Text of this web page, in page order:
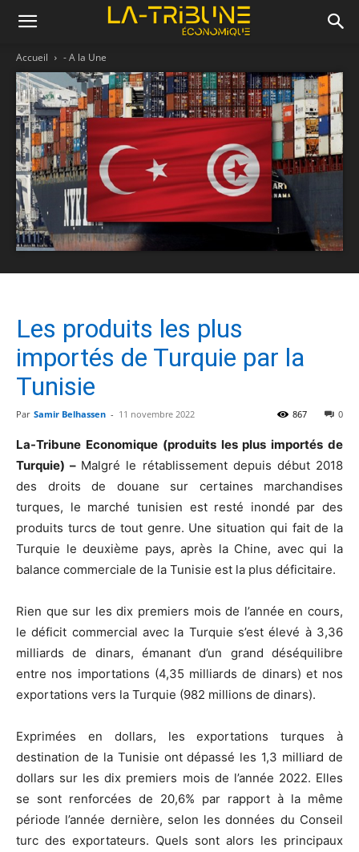
Accueil - A la Une
Les produits les plus
importés de Turquie par la
Tunisie
Par Samir Belhassen - 11 novembre 2022 0
867
La-Tribune Economique (produits les plus importés de
Turquie) – Malgré le rétablissement depuis début 2018
des droits de douane sur certaines marchandises
turques, le marché tunisien est resté inondé par des
produits turcs de tout genre. Une situation qui fait de la
Turquie le deuxième pays, après la Chine, avec qui la
balance commerciale de la Tunisie est la plus déficitaire.
Rien que sur les dix premiers mois de l’année en cours,
le déficit commercial avec la Turquie s’est élevé à 3,36
milliards de dinars, émanant d’un grand déséquilibre
entre nos importations (4,35 milliards de dinars) et nos
exportations vers la Turquie (982 millions de dinars).
Exprimées en dollars, les exportations turques à
destination de la Tunisie ont dépassé les 1,3 milliard de
dollars sur les dix premiers mois de l’année 2022. Elles
se sont renforcées de 20,6% par rapport à la même
période l’année dernière, selon les données du Conseil
turc des exportateurs. Quels sont alors les principaux